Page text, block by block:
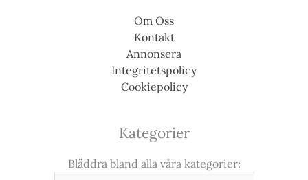
Om Oss
Kontakt
Annonsera
Integritetspolicy
Cookiepolicy
Kategorier
Bläddra bland alla våra kategorier: